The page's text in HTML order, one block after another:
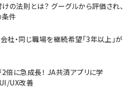
の法則とは？ グーグルから評価され、
件
社・同じ職場を継続希望「3年以上」が
倍に急成長！ JA共済アプリに学
UX改善